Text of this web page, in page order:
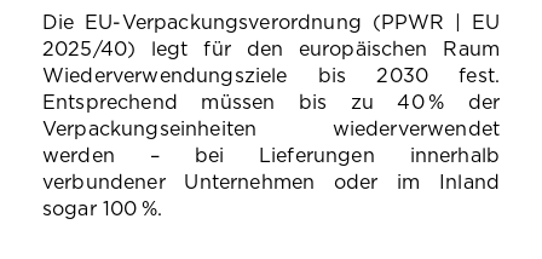
Die EU‑Verpackungsverordnung (PPWR | EU
2025/40) legt für den europäischen Raum
Wiederverwendungsziele bis 2030 fest.
Entsprechend müssen bis zu 40 % der
Verpackungseinheiten wiederverwendet
werden –bei Lieferungen innerhalb
verbundener Unternehmen oder im Inland
sogar 100 %.